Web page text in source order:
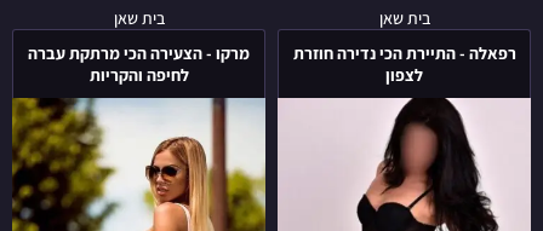
ירושלים
נערות ליווי באילת
באר שבע
בית שאן
רפאלה - התיירת הכי נדירה חוזרת
לצפון
רפאלה
-
התיירת
הכי
נדירה
חוזרת
לצפון
בית שאן
מרקו - הצעירה הכי מרתקת עברה
לחיפה והקריות
מרקו
-
הצעירה
הכי
מרתקת
עברה
לחיפה
והקריות